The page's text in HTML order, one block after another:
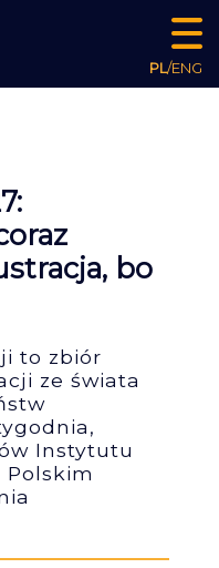
PL/ENG
bo
to zbiór
ze świata
Instytutu
Polskim